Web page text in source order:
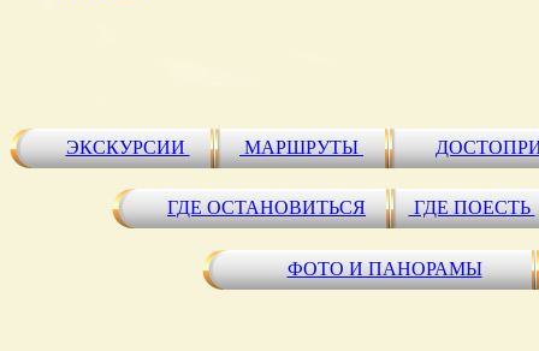
ЭКСКУРСИИ МАРШРУТЫ
ГДЕ ОСТАНОВИТЬСЯ ГДЕ ПОЕСТЬ
ФОТО И ПАНОРАМЫ